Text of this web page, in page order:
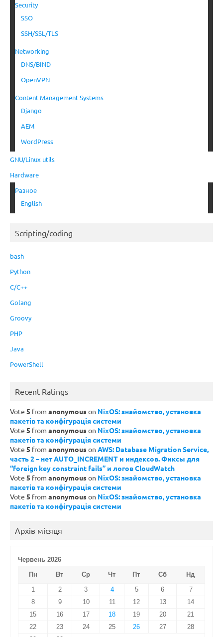
Security
SSO
SSH/SSL/TLS
Networking
DNS/BIND
OpenVPN
Content Management Systems
Django
AEM
WordPress
GNU/Linux utils
Hardware
Разное
English
Scripting/coding
bash
Python
C/C++
Golang
Groovy
PHP
Java
PowerShell
Recent Ratings
Vote 5 from anonymouson NixOS: знайомство, установка
пакетів та конфігурація системи
Vote 5 from anonymouson NixOS: знайомство, установка
пакетів та конфігурація системи
Vote 5 from anonymouson AWS: Database Migration Service,
часть 2 – нет AUTO_INCREMENT и индексов. Фиксы для
“foreign key constraint fails” и логов CloudWatch
Vote 5 from anonymouson NixOS: знайомство, установка
пакетів та конфігурація системи
Vote 5 from anonymouson NixOS: знайомство, установка
пакетів та конфігурація системи
Архів місяця
Червень 2026
Пн
Вт Ср Чт Пт Сб
Нд
1
2 3 4 5 6
7
8
9 10 11 12 13
14
15
16 17 18 19 20
21
22
23 24 25 26 27
28